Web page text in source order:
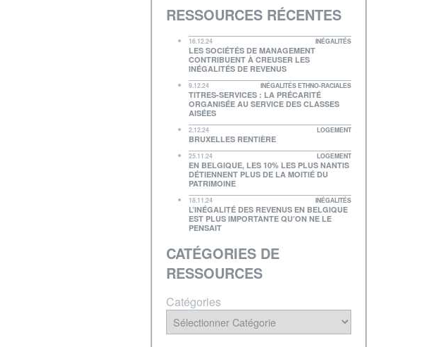
RESSOURCES RÉCENTES
16.12.24 INÉGALITÉS
LES SOCIÉTÉS DE MANAGEMENT
CONTRIBUENT À CREUSER LES
INÉGALITÉS DE REVENUS
9.12.24 INÉGALITÉS ETHNO-RACIALES
TITRES-SERVICES : LA PRÉCARITÉ
ORGANISÉE AU SERVICE DES CLASSES
AISÉES
2.12.24 LOGEMENT
BRUXELLES RENTIÈRE
25.11.24 LOGEMENT
EN BELGIQUE, LES 10% LES PLUS NANTIS
DÉTIENNENT PLUS DE LA MOITIÉ DU
PATRIMOINE
18.11.24 INÉGALITÉS
L’INÉGALITÉ DES REVENUS EN BELGIQUE
EST PLUS IMPORTANTE QU’ON NE LE
PENSAIT
CATÉGORIES DE
RESSOURCES
Catégories